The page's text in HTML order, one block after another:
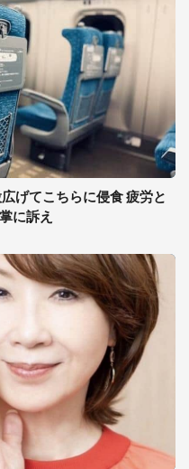
げてこちらに侵食 疲労と
に訴え